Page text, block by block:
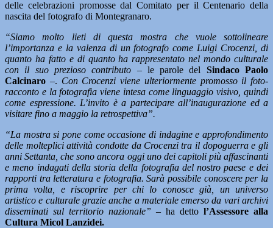
delle celebrazioni promosse dal Comitato per il Centenario della
nascita del fotografo di Montegranaro.
“Siamo molto lieti di questa mostra che vuole sottolineare
l’importanza e la valenza di un fotografo come Luigi Crocenzi, di
quanto ha fatto e di quanto ha rappresentato nel mondo culturale
con il suo prezioso contributo –le parole del Sindaco Paolo
Calcinaro –. Con Crocenzi viene ulteriormente promosso il foto-
racconto e la fotografia viene intesa come linguaggio visivo, quindi
come espressione. L’invito è a partecipare all’inaugurazione ed a
visitare fino a maggio la retrospettiva”.
“La mostra si pone come occasione di indagine e approfondimento
delle molteplici attività condotte da Crocenzi tra il dopoguerra e gli
anni Settanta, che sono ancora oggi uno dei capitoli più affascinanti
e meno indagati della storia della fotografia del nostro paese e dei
rapporti tra letteratura e fotografia. Sarà possibile conoscere per la
prima volta, e riscoprire per chi lo conosce già, un universo
artistico e culturale grazie anche a materiale emerso da vari archivi
disseminati sul territorio nazionale” – ha detto l’Assessore alla
Cultura Micol Lanzidei.